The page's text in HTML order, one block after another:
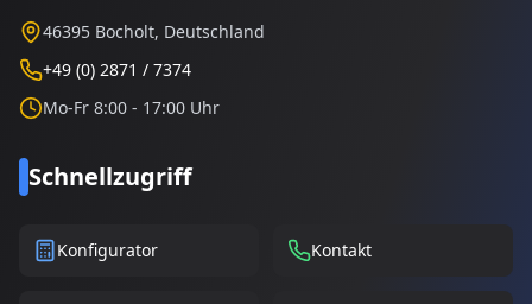
46395 Bocholt, Deutschland
+49 (0) 2871 / 7374
Mo-Fr 8:00 - 17:00 Uhr
Schnellzugriff
Konfigurator Kontakt